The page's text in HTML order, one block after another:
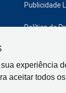
experiência
aceitar todos
Publicidade
Política de